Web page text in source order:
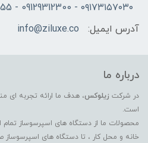
۰۹۱۷۳۱۵۷۰۳۰ - 09129312300 - 07137742255
آدرس ایمیل:
info@ziluxe.co
درباره ما
در شرکت زیلوکس، هدف ما ارائه تجربه ای
است.
محصولات ما از دستگاه های اسپرسوساز تمام
خانه و محل کار ، تا دستگاه های اسپرسوساز